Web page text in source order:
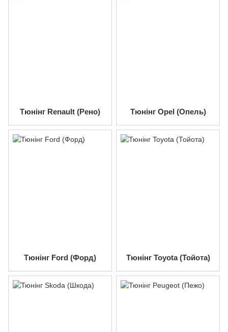
Тюнінг Renault (Рено) Тюнінг Opel (Опель)
Тюнінг Ford (Форд) Тюнінг Toyota (Тойота)